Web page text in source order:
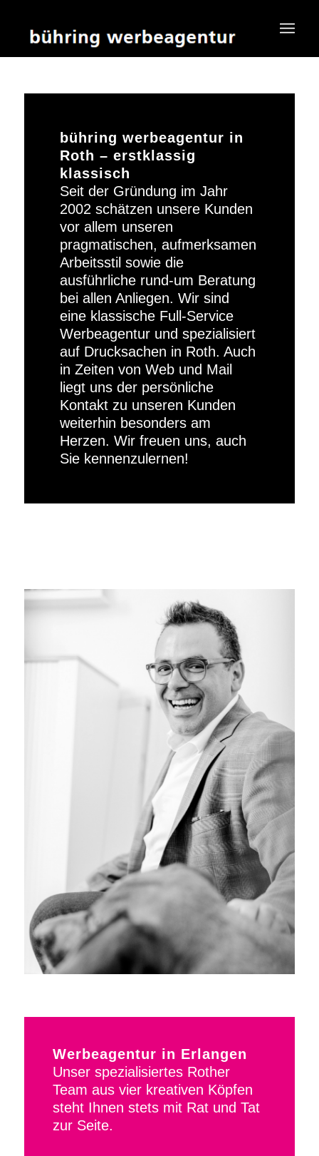
bühring werbeagentur in
Roth – erstklassig
klassisch
Seit der Gründung im Jahr
2002 schätzen unsere Kunden
vor allem unseren
pragmatischen, aufmerksamen
Arbeitsstil sowie die
ausführliche rund-um Beratung
bei allen Anliegen. Wir sind
eine klassische Full-Service
Werbeagentur und spezialisiert
auf Drucksachen in Roth. Auch
in Zeiten von Web und Mail
liegt uns der persönliche
Kontakt zu unseren Kunden
weiterhin besonders am
Herzen. Wir freuen uns, auch
Sie kennenzulernen!
Werbeagentur in Erlangen
Unser spezialisiertes Rother
Team aus vier kreativen Köpfen
steht Ihnen stets mit Rat und Tat
zur Seite.